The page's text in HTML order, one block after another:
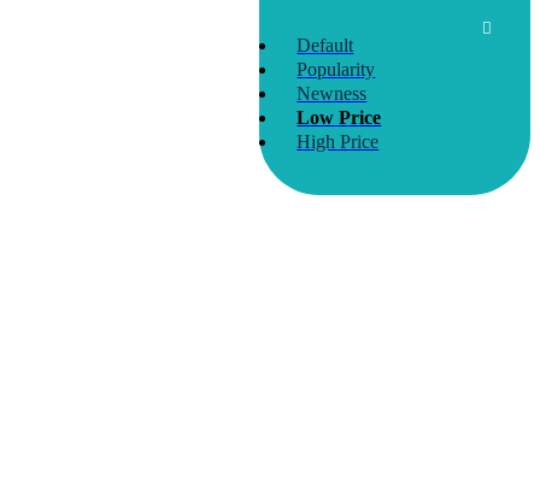
Default
Popularity
Newness
Low Price
High Price